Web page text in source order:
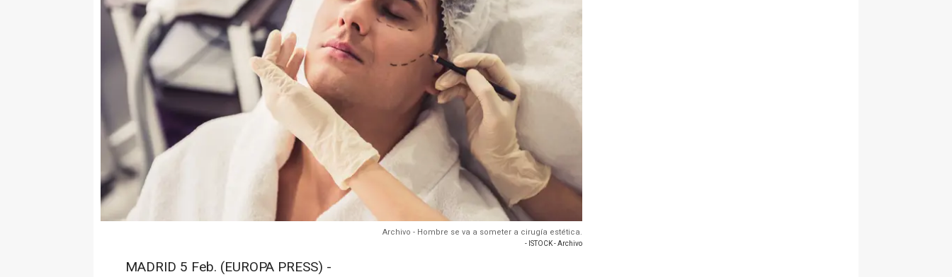
Archivo - Hombre se va a someter a cirugía estética.
- ISTOCK - Archivo
MADRID 5 Feb. (EUROPA PRESS) -